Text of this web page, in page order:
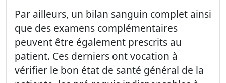
Par ailleurs, un bilan sanguin complet ainsi
que des examens complémentaires
peuvent être également prescrits au
patient. Ces derniers ont vocation à
vérifier le bon état de santé général de la